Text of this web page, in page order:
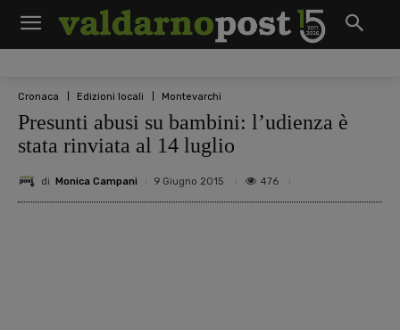
Cronaca Edizioni locali Montevarchi
Presunti abusi su bambini: l’udienza è
stata rinviata al 14 luglio
di Monica Campani 9 Giugno 2015 476